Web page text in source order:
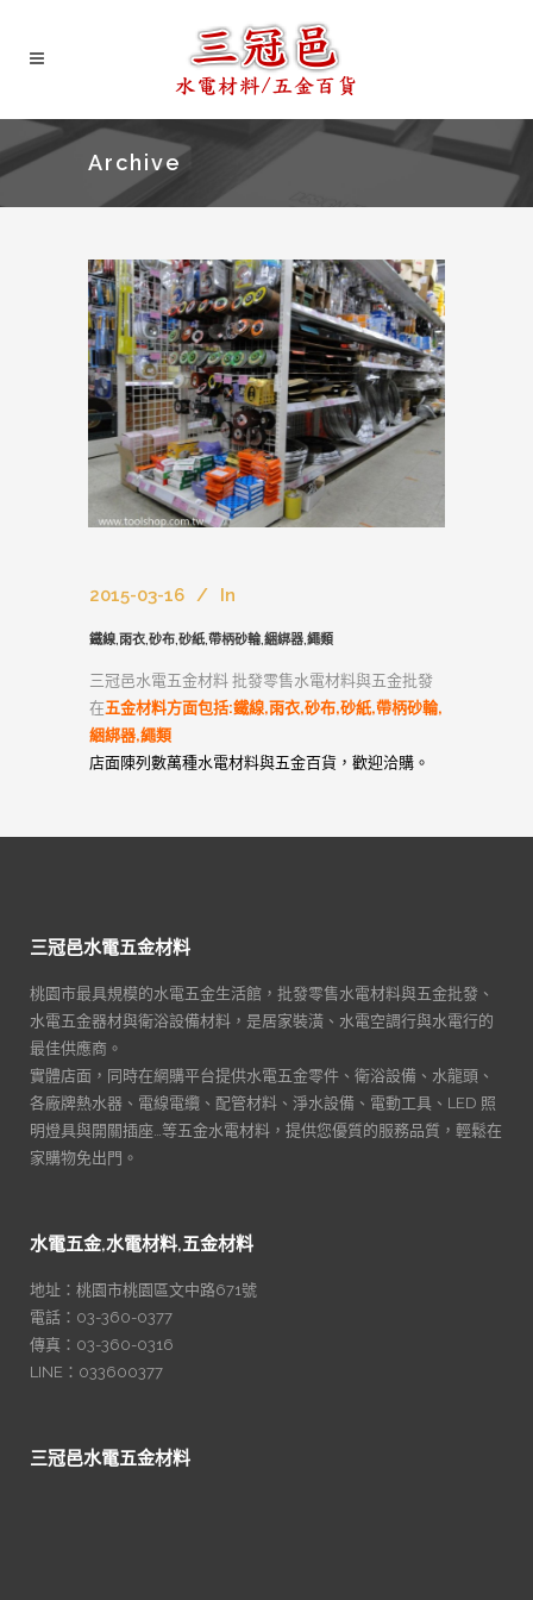
Archive
2015-03-16 In
鐵線,雨衣,砂布,砂紙,帶柄砂輪,綑綁器,繩類
三冠邑水電五金材料 批發零售水電材料與五金批發
在五金材料方面包括:鐵線,雨衣,砂布,砂紙,帶柄砂輪,
綑綁器,繩類
店面陳列數萬種水電材料與五金百貨，歡迎洽購。
三冠邑水電五金材料
桃園市最具規模的水電五金生活館，批發零售水電材料與五金批發、
水電五金器材與衛浴設備材料，是居家裝潢、水電空調行與水電行的
最佳供應商。
實體店面，同時在網購平台提供水電五金零件、衛浴設備、水龍頭、
各廠牌熱水器、電線電纜、配管材料、淨水設備、電動工具、LED 照
明燈具與開關插座…等五金水電材料，提供您優質的服務品質，輕鬆在
家購物免出門。
水電五金,水電材料,五金材料
地址：桃園市桃園區文中路671號
電話：03-360-0377
傳真：03-360-0316
LINE：033600377
三冠邑水電五金材料